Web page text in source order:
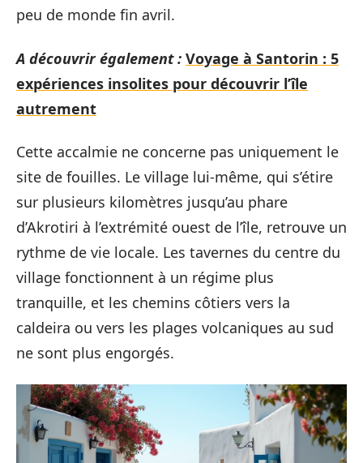
peu de monde fin avril.
A découvrir également : Voyage à Santorin : 5
expériences insolites pour découvrir l’île
autrement
Cette accalmie ne concerne pas uniquement le
site de fouilles. Le village lui-même, qui s’étire
sur plusieurs kilomètres jusqu’au phare
d’Akrotiri à l’extrémité ouest de l’île, retrouve un
rythme de vie locale. Les tavernes du centre du
village fonctionnent à un régime plus
tranquille, et les chemins côtiers vers la
caldeira ou vers les plages volcaniques au sud
ne sont plus engorgés.